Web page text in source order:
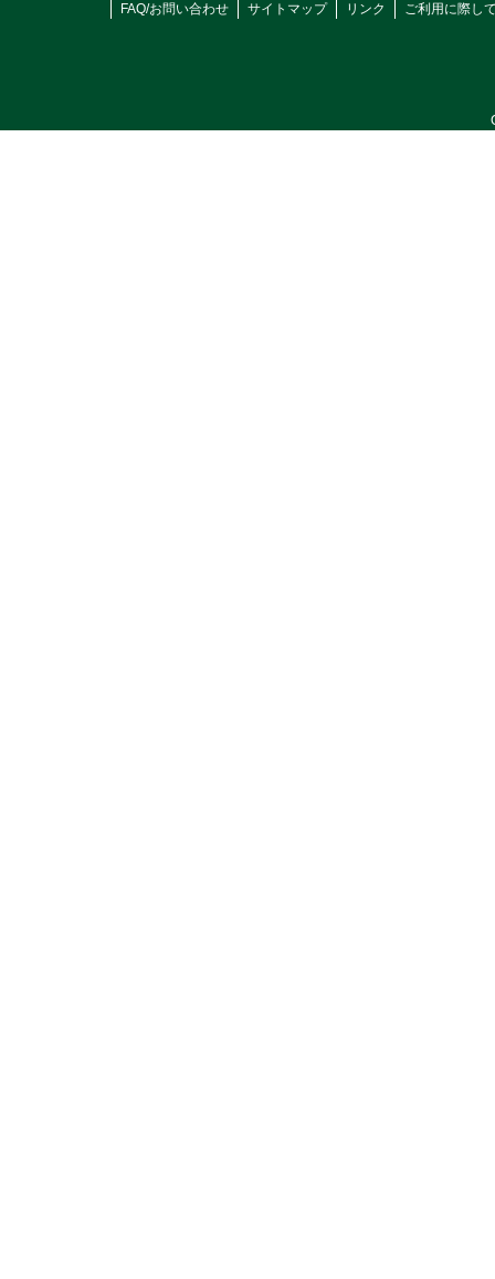
FAQ/お問い合わせ
サイトマップ リンク ご利用に際し